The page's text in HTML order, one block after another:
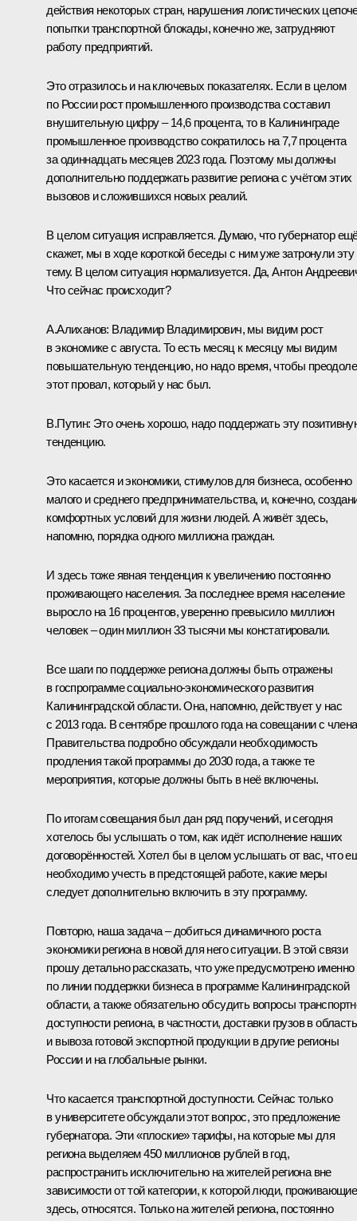
действия некоторых стран, нарушения логистических
попытки транспортной блокады, конечно же, затрудняют
работу предприятий.
Это отразилось и на ключевых показателях. Если в целом
по России рост промышленного производства составил
внушительную цифру – 14,6 процента, то в Калининграде
промышленное производство сократилось на 7,7 процента
за одиннадцать месяцев 2023 года. Поэтому мы должны
дополнительно поддержать развитие региона с учётом этих
вызовов и сложившихся новых реалий.
В целом ситуация исправляется. Думаю, что губернатор
скажет, мы в ходе короткой беседы с ним уже затронули эту
тему. В целом ситуация нормализуется. Да, Антон
Что сейчас происходит?
А.Алиханов: Владимир Владимирович, мы видим рост
в экономике с августа. То есть месяц к месяцу мы видим
повышательную тенденцию, но надо время, чтобы
этот провал, который у нас был.
В.Путин: Это очень хорошо, надо поддержать эту
тенденцию.
Это касается и экономики, стимулов для бизнеса, особенно
малого и среднего предпринимательства, и, конечно,
комфортных условий для жизни людей. А живёт здесь,
напомню, порядка одного миллиона граждан.
И здесь тоже явная тенденция к увеличению постоянно
проживающего населения. За последнее время население
выросло на 16 процентов, уверенно превысило миллион
человек – один миллион 33 тысячи мы констатировали.
Все шаги по поддержке региона должны быть отражены
в госпрограмме социально-экономического развития
Калининградской области. Она, напомню, действует у нас
с 2013 года. В сентябре прошлого года на совещании с
Правительства подробно обсуждали необходимость
продления такой программы до 2030 года, а также те
мероприятия, которые должны быть в неё включены.
По итогам совещания был дан ряд поручений, и сегодня
хотелось бы услышать о том, как идёт исполнение наших
договорённостей. Хотел бы в целом услышать от вас, что
необходимо учесть в предстоящей работе, какие меры
следует дополнительно включить в эту программу.
Повторю, наша задача – добиться динамичного роста
экономики региона в новой для него ситуации. В этой связи
прошу детально рассказать, что уже предусмотрено именно
по линии поддержки бизнеса в программе Калининградской
области, а также обязательно обсудить вопросы
доступности региона, в частности, доставки грузов в область
и вывоза готовой экспортной продукции в другие регионы
России и на глобальные рынки.
Что касается транспортной доступности. Сейчас только
в университете обсуждали этот вопрос, это предложение
губернатора. Эти «плоские» тарифы, на которые мы для
региона выделяем 450 миллионов рублей в год,
распространить исключительно на жителей региона вне
зависимости от той категории, к которой люди, проживающие
здесь, относятся. Только на жителей региона, постоянно